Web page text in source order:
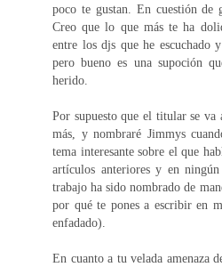
poco te gustan. En cuestión de
Creo que lo que más te ha
entre los djs que he escuchado
pero bueno es una supoción
herido.
Por supuesto que el titular se
más, y nombraré Jimmys
tema interesante sobre el que
artículos anteriores y en
trabajo ha sido nombrado de
por qué te pones a escribir en
enfadado).
En cuanto a tu velada amenaza